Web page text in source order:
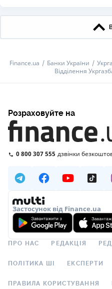
Finance.ua Банки України
Відділення
Розраховуйте на
0 800 307 555 дзвінки
Застосунок від Finance.ua
ПРО НАС РЕДАКЦІЯ
ПОЛІТИКА ШІ ЕКСПЕРТИ
ПРАВИЛА КОРИСТУВАННЯ